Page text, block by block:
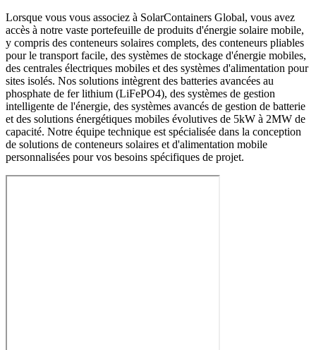
Lorsque vous vous associez à SolarContainers Global, vous avez
accès à notre vaste portefeuille de produits d'énergie solaire mobile,
y compris des conteneurs solaires complets, des conteneurs pliables
pour le transport facile, des systèmes de stockage d'énergie mobiles,
des centrales électriques mobiles et des systèmes d'alimentation pour
sites isolés. Nos solutions intègrent des batteries avancées au
phosphate de fer lithium (LiFePO4), des systèmes de gestion
intelligente de l'énergie, des systèmes avancés de gestion de batterie
et des solutions énergétiques mobiles évolutives de 5kW à 2MW de
capacité. Notre équipe technique est spécialisée dans la conception
de solutions de conteneurs solaires et d'alimentation mobile
personnalisées pour vos besoins spécifiques de projet.